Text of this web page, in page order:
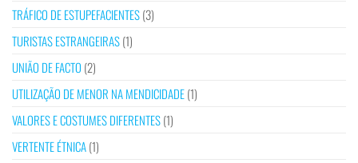
TRÁFICO DE ESTUPEFACIENTES(3)
TURISTAS ESTRANGEIRAS(1)
UNIÃO DE FACTO (2)
UTILIZAÇÃO DE MENOR NA MENDICIDADE(1)
VALORES E COSTUMES DIFERENTES(1)
VERTENTE ÉTNICA(1)